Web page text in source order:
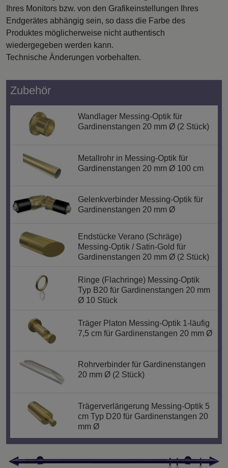
Ihres Monitors bzw. von den Grafikeinstellungen Ihres
Endgerätes abhängig sein, so dass die Farbe des
Produktes möglicherweise nicht authentisch
wiedergegeben werden kann.
Technische Änderungen vorbehalten.
Zubehör
Wandlager Messing-Optik für
Gardinenstangen 20 mm Ø (2 Stück)
Metallrohr in Messing-Optik für
Gardinenstangen 20 mm Ø 100 cm
Gelenkverbinder Messing-Optik für
Gardinenstangen 20 mm Ø
Endstücke Verano (Schräge)
Messing-Optik / Satin-Gold für
Gardinenstangen 20 mm Ø (2 Stück)
Ringe (Flachringe) Messing-Optik
Typ B20 für Gardinenstangen 20 mm
Ø 10 Stück
Träger Platon Messing-Optik 1-läufig
7,5 cm für Gardinenstangen 20 mm Ø
Rohrverbinder für Gardinenstangen
20 mm Ø (2 Stück)
Trägerverlängerung Messing-Optik 5
cm Typ D20 für Gardinenstangen 20
mm Ø